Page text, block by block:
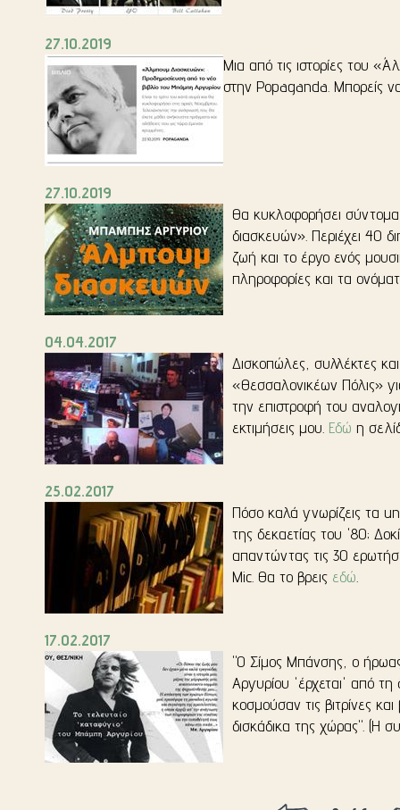
27.10.2019
Μια από τις ιστορίες του
στην Popaganda. Μπορείς
27.10.2019
Θα κυκλοφορήσει
διασκευών». Περιέχει 40
ζωή και το έργο ενός
πληροφορίες και τα
04.04.2017
Δισκοπώλες, συλλέκτες
«Θεσσαλονικέων Πόλις»
την επιστροφή του
εκτιμήσεις μου. Εδώ η
25.02.2017
Πόσο καλά γνωρίζεις τα
της δεκαετίας του '80;
απαντώντας τις 30
Mic. Θα το βρεις εδώ
17.02.2017
"Ο Σίμος Μπάνσης, ο
Αργυρίου 'έρχεται' από τη
κοσμούσαν τις βιτρίνες
δισκάδικα της χώρας". (Η